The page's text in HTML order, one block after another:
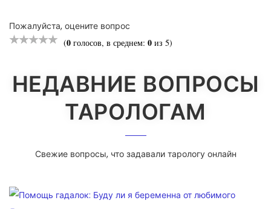
Пожалуйста, оцените вопрос
(0 голосов, в среднем: 0 из 5)
НЕДАВНИЕ ВОПРОСЫ
ТАРОЛОГАМ
Свежие вопросы, что задавали тарологу онлайн